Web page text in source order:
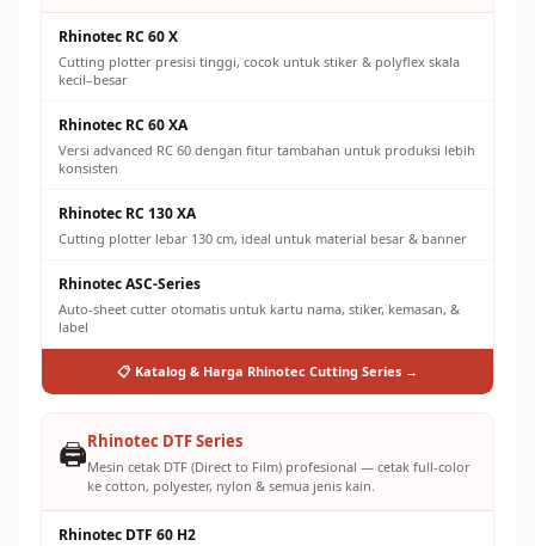
Rhinotec RC 60 X
Cutting plotter presisi tinggi, cocok untuk stiker & polyflex skala
kecil–besar
Rhinotec RC 60 XA
Versi advanced RC 60 dengan fitur tambahan untuk produksi lebih
konsisten
Rhinotec RC 130 XA
Cutting plotter lebar 130 cm, ideal untuk material besar & banner
Rhinotec ASC-Series
Auto-sheet cutter otomatis untuk kartu nama, stiker, kemasan, &
label
📋 Katalog & Harga Rhinotec Cutting Series →
🖨️Rhinotec DTF Series
Mesin cetak DTF (Direct to Film) profesional — cetak full-color
ke cotton, polyester, nylon & semua jenis kain.
Rhinotec DTF 60 H2